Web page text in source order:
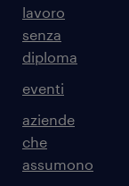
lavoro
senza
diploma
eventi
aziende
che
assumono